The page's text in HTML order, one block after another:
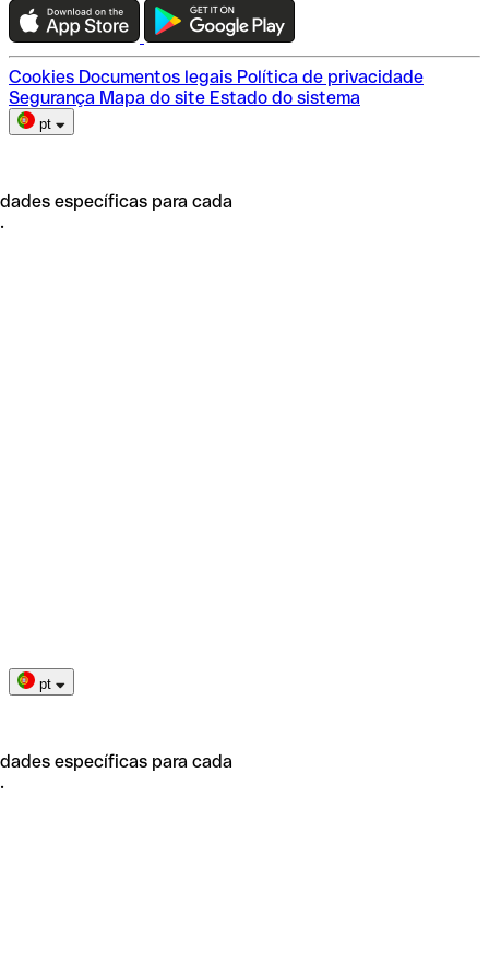
Escolha do plano
Cookies Documentos legais Política de privacidade
Segurança Mapa do site Estado do sistema
pt
específicas para cada
pt
específicas para cada